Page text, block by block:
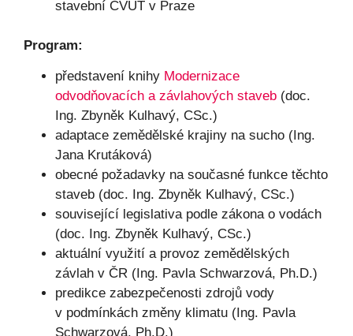
stavební ČVUT v Praze
Program:
představení knihy Modernizace
odvodňovacích a závlahových staveb (doc.
Ing. Zbyněk Kulhavý, CSc.)
adaptace zemědělské krajiny na sucho (Ing.
Jana Krutáková)
obecné požadavky na současné funkce těchto
staveb (doc. Ing. Zbyněk Kulhavý, CSc.)
související legislativa podle zákona o vodách
(doc. Ing. Zbyněk Kulhavý, CSc.)
aktuální využití a provoz zemědělských
závlah v ČR (Ing. Pavla Schwarzová, Ph.D.)
predikce zabezpečenosti zdrojů vody
v podmínkách změny klimatu (Ing. Pavla
Schwarzová, Ph.D.)